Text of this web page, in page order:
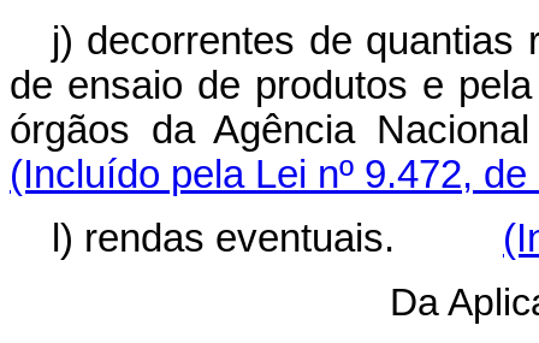
j) decorrentes de quantias
de ensaio de produtos e
órgãos da Agência
(Incluído pela Lei nº 9.472, de
l) rendas eventuais.
Da